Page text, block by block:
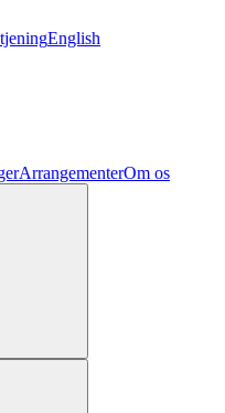
English
ArrangementerOm os